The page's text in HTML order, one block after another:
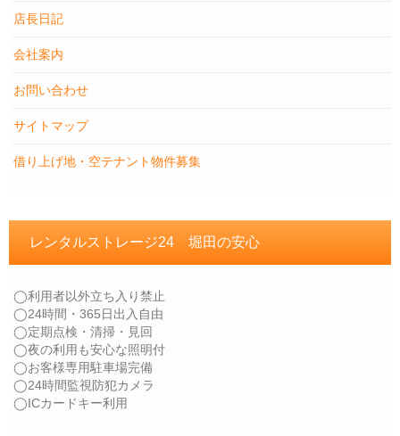
店長日記
会社案内
お問い合わせ
サイトマップ
借り上げ地・空テナント物件募集
レンタルストレージ24 堀田の安心
◯利用者以外立ち入り禁止
◯24時間・365日出入自由
◯定期点検・清掃・見回
◯夜の利用も安心な照明付
◯お客様専用駐車場完備
◯24時間監視防犯カメラ
◯ICカードキー利用